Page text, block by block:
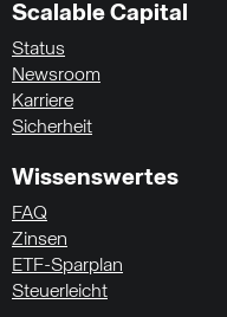
Scalable Capital
Status
Newsroom
Karriere
Sicherheit
Wissenswertes
FAQ
Zinsen
ETF-Sparplan
Steuerleicht